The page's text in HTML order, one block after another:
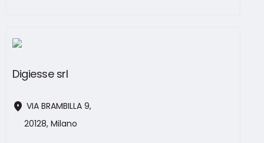
Digiesse srl
location_on VIA BRAMBILLA 9,
20128, Milano